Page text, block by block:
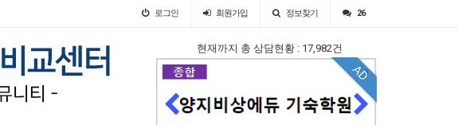
로그인 회원가입 정보찾기 26
현재까지 총 상담현황 : 17,982건
AD